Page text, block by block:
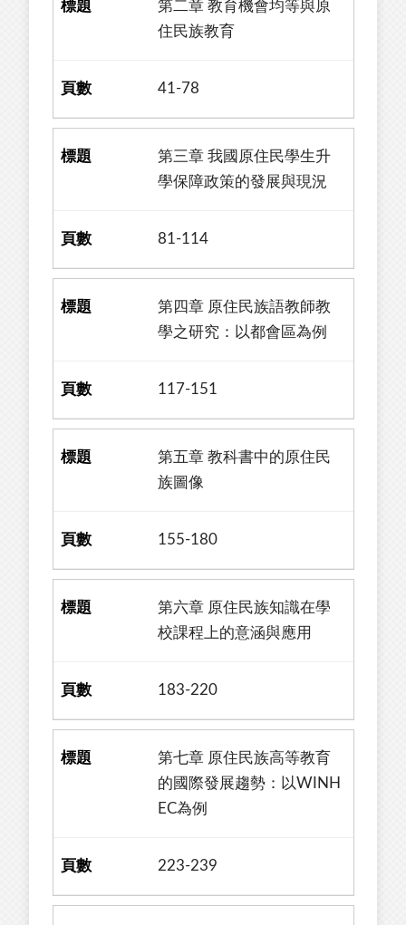
第二章 教育機會均等與原
住民族教育
41-78
第三章 我國原住民學生升
學保障政策的發展與現況
81-114
第四章 原住民族語教師教
學之研究：以都會區為例
117-151
第五章 教科書中的原住民
族圖像
155-180
第六章 原住民族知識在學
校課程上的意涵與應用
183-220
第七章 原住民族高等教育
的國際發展趨勢：以WINH
EC為例
223-239